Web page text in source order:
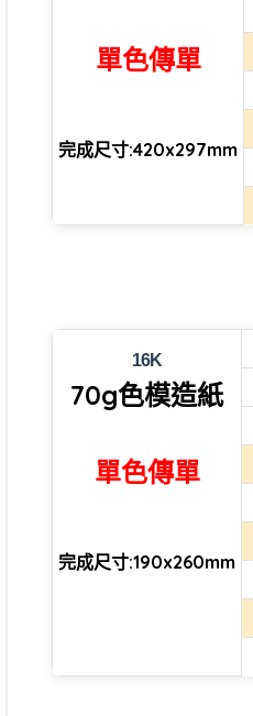
單色傳單
完成尺寸:420x297mm
16K
70g色模造紙
單色傳單
完成尺寸:190x260mm